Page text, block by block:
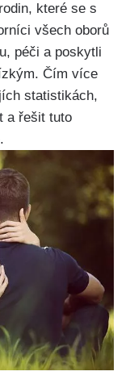
které se s
všech oborů
péči a poskytli
Čím více
statistikách,
a řešit tuto